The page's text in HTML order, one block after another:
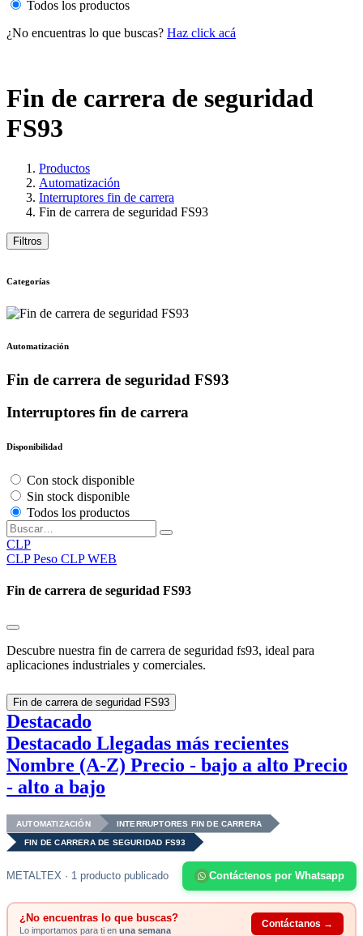
Todos los productos
¿No encuentras lo que buscas? Haz click acá
Fin de carrera de seguridad
FS93
Productos
Automatización
Interruptores fin de carrera
Fin de carrera de seguridad FS93
Filtros
Categorías
Automatización
Fin de carrera de seguridad FS93
Interruptores fin de carrera
Disponibilidad
Con stock disponible
Sin stock disponible
Todos los productos
CLP
CLP Peso CLP WEB
Fin de carrera de seguridad FS93
Descubre nuestra fin de carrera de seguridad fs93, ideal para
aplicaciones industriales y comerciales.
Fin de carrera de seguridad FS93
Destacado
Destacado Llegadas más recientes
Nombre (A-Z) Precio - bajo a alto Precio
- alto a bajo
AUTOMATIZACIÓN INTERRUPTORES FIN DE CARRERA
FIN DE CARRERA DE SEGURIDAD FS93
METALTEX · 1 producto publicado Contáctenos por Whatsapp
¿No encuentras lo que buscas?
Lo importamos para ti en una semana
Contáctanos →